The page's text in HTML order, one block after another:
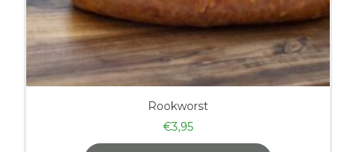
Rookworst
€3,95